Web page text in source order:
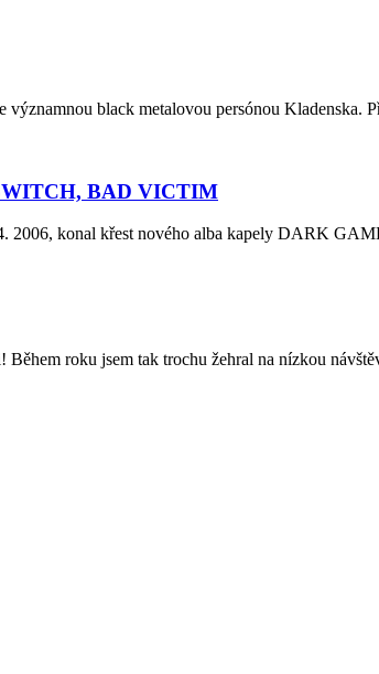
black metalovou persónou Kladenska.
BAD VICTIM
2006, konal křest nového alba kapely DARK
roku jsem tak trochu žehral na nízkou